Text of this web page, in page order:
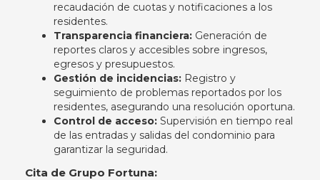
recaudación de cuotas y notificaciones a los
residentes.
Transparencia financiera:Generación de
reportes claros y accesibles sobre ingresos,
egresos y presupuestos.
Gestión de incidencias:Registro y
seguimiento de problemas reportados por los
residentes, asegurando una resolución oportuna.
Control de acceso:Supervisión en tiempo real
de las entradas y salidas del condominio para
garantizar la seguridad.
Cita de Grupo Fortuna: